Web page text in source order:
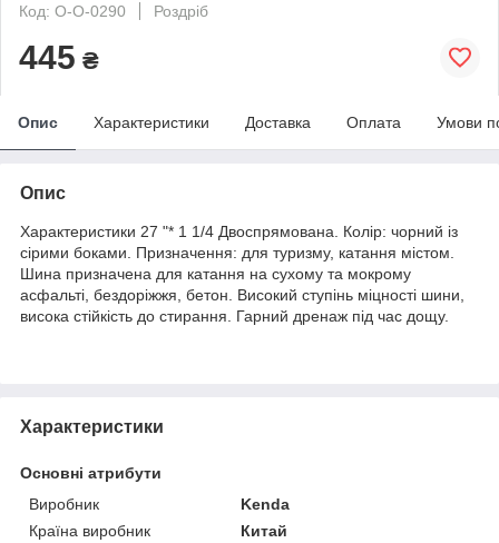
Код: O-O-0290
Роздріб
445 ₴
Опис Характеристики Доставка Оплата Умови
Опис
Характеристики 27 "* 1 1/4 Двоспрямована. Колір: чорний із
сірими боками. Призначення: для туризму, катання містом.
Шина призначена для катання на сухому та мокрому
асфальті, бездоріжжя, бетон. Високий ступінь міцності шини,
висока стійкість до стирання. Гарний дренаж під час дощу.
Характеристики
Основні атрибути
Виробник
Kenda
Країна виробник
Китай